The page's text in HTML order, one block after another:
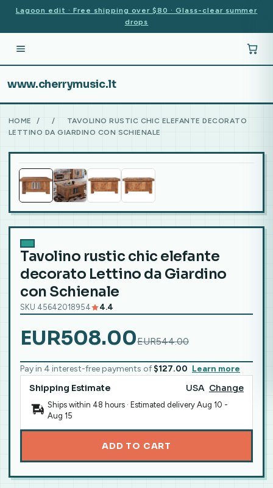
Lagoon edit · Free shipping over $80 · Glass-clear summer
drops
www.cherrymusic.lt
HOME / /
TAVOLINO RUSTIC CHIC ELEFANTE DECORATO
LETTINO DA GIARDINO CON SCHIENALE
Tavolino rustic chic elefante
decorato Lettino da Giardino
con Schienale
SKU 45642018954 4.4
EUR508.00EUR544.00
Pay in 4 interest-free payments of $127.00 Learn more
Shipping Estimate USA Change
Ships within 48 hours · Estimated delivery Aug 10 -
Aug 15
ADD TO CART